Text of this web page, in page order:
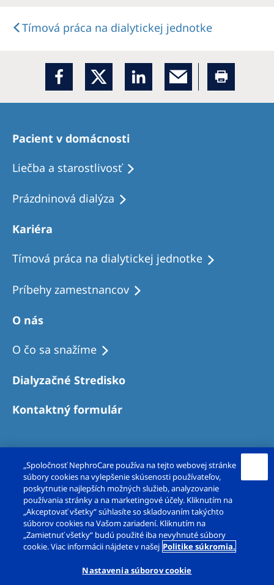
Tímová práca na dialytickej jednotke
Pacient v domácnosti
Liečba a starostlivosť
Prázdninová dialýza
Kariéra
Tímová práca na dialytickej jednotke
Príbehy zamestnancov
O nás
O čo sa snažíme
Dialyzačné Stredisko
Kontaktný formulár
Copyright© FMC-dialyzačné služby, s. r. o. 2026.
Všetky práva vyhradené.
Právne poznámky
Ochrana súkromia
„Spoločnosť NephroCare používa na tejto webovej stránke
súbory cookies na vylepšenie skúsenosti používateľov,
poskytnutie najlepších možných služieb, analyzovanie
používania stránky a na marketingové účely. Kliknutím na
„Akceptovať všetky“ súhlasíte so skladovaním takýchto
súborov cookies na Vašom zariadení. Kliknutím na
„Zamietnuť všetky“ budú použité iba nevyhnuté súbory
cookie. Viac informácii nájdete v našej Politike súkromia.
Nastavenia súborov cookie